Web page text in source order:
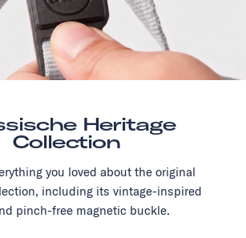
Heritage
Collection
you loved about the original
including its vintage-inspired
pinch-free magnetic buckle.